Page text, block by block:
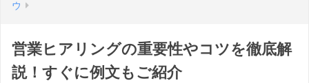
ウ
営業ヒアリングの重要性やコツを徹底解
説！すぐに例文もご紹介